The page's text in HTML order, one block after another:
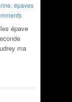
, épaves
épave
ma